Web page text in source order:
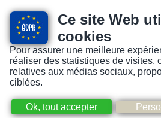
Ce site Web
cookies
Pour assurer une meilleure
réaliser des statistiques de visites,
relatives aux médias sociaux,
ciblées.
Version pour personnes mal-